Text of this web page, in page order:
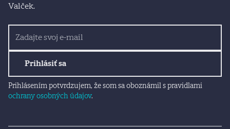
Valček.
Prihlásiť sa
Prihlásením potvrdzujem, že som sa oboznámil s pravidlami
ochrany osobných údajov.